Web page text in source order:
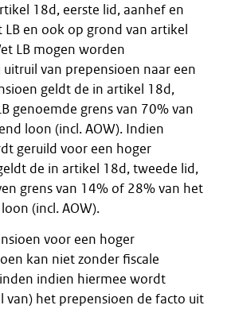
18d, eerste lid, aanhef en
en ook op grond van artikel
LB mogen worden
uitruil van prepensioen naar een
geldt de in artikel 18d,
genoemde grens van 70% van
loon (incl. AOW). Indien
geruild voor een hoger
de in artikel 18d, tweede lid,
grens van 14% of 28% van het
(incl. AOW).
voor een hoger
kan niet zonder fiscale
indien hiermee wordt
van) het prepensioen de facto uit